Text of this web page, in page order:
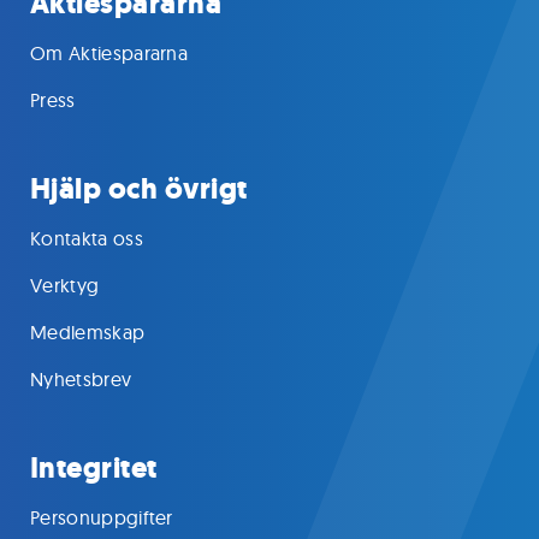
Om Aktiespararna
Press
Hjälp och övrigt
Kontakta oss
Verktyg
Medlemskap
Nyhetsbrev
Integritet
Personuppgifter